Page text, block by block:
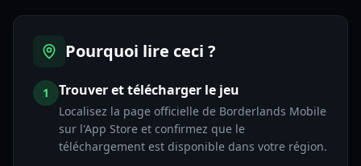
Pourquoi lire ceci ?
1 Trouver et télécharger le jeu
Localisez la page officielle de Borderlands Mobile
sur l'App Store et confirmez que le
téléchargement est disponible dans votre région.